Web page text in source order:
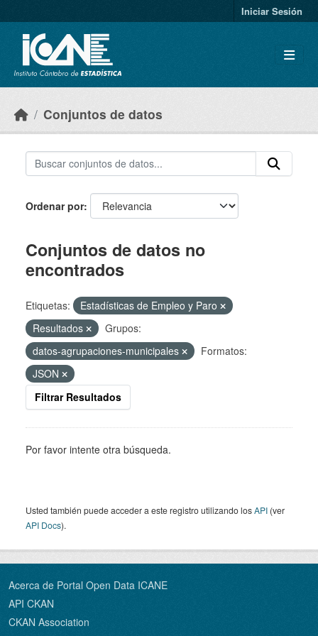
Iniciar Sesión
Conjuntos de datos
Ordenar por
Conjuntos de datos no
encontrados
Etiquetas:
Estadísticas de Empleo y Paro
Resultados
Grupos:
datos-agrupaciones-municipales
Formatos:
JSON
Filtrar Resultados
Por favor intente otra búsqueda.
Usted también puede acceder a este registro utilizando losAPI (ver
API Docs).
Acerca de Portal Open Data ICANE
API CKAN
CKAN Association